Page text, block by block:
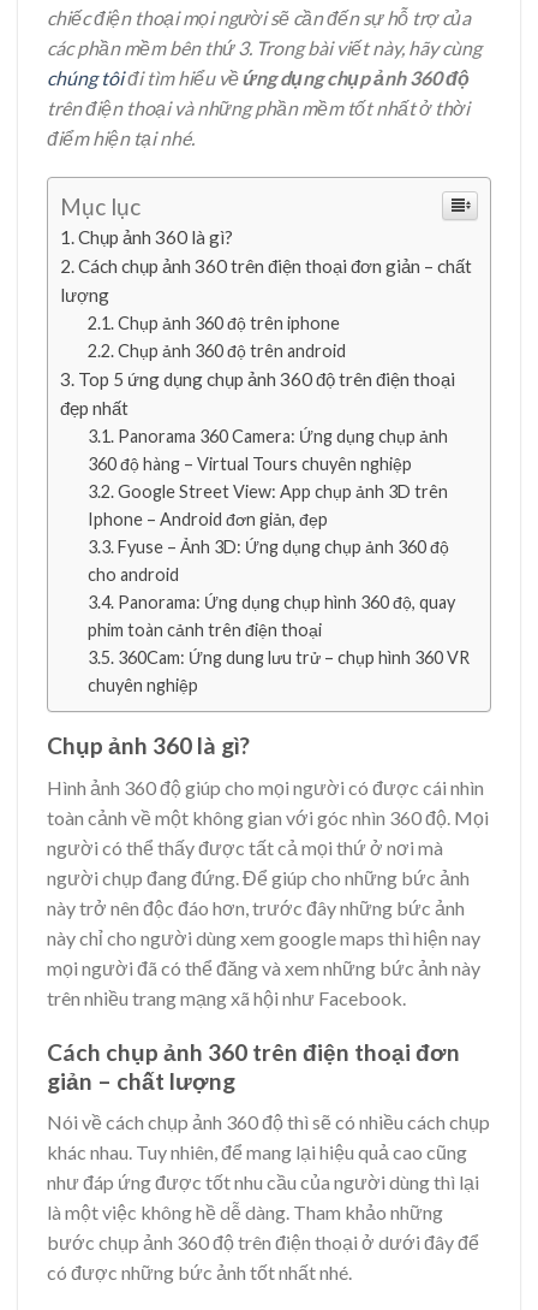
chiếc điện thoại mọi người sẽ cần đến sự hỗ trợ của
các phần mềm bên thứ 3. Trong bài viết này, hãy cùng
chúng tôiđi tìm hiểu vềứng dụng chụp ảnh 360 độ
trên điện thoại và những phần mềm tốt nhất ở thời
điểm hiện tại nhé.
Mục lục
Chụp ảnh 360 là gì?
Cách chụp ảnh 360 trên điện thoại đơn giản – chất
lượng
Chụp ảnh 360 độ trên iphone
Chụp ảnh 360 độ trên android
Top 5 ứng dụng chụp ảnh 360 độ trên điện thoại
đẹp nhất
Panorama 360 Camera: Ứng dụng chụp ảnh
360 độ hàng – Virtual Tours chuyên nghiệp
Google Street View: App chụp ảnh 3D trên
Iphone – Android đơn giản, đẹp
Fyuse – Ảnh 3D: Ứng dụng chụp ảnh 360 độ
cho android
Panorama: Ứng dụng chụp hình 360 độ, quay
phim toàn cảnh trên điện thoại
360Cam: Ứng dung lưu trử – chụp hình 360 VR
chuyên nghiệp
Chụp ảnh 360 là gì?
Hình ảnh 360 độ giúp cho mọi người có được cái nhìn
toàn cảnh về một không gian với góc nhìn 360 độ. Mọi
người có thể thấy được tất cả mọi thứ ở nơi mà
người chụp đang đứng. Để giúp cho những bức ảnh
này trở nên độc đáo hơn, trước đây những bức ảnh
này chỉ cho người dùng xem google maps thì hiện nay
mọi người đã có thể đăng và xem những bức ảnh này
trên nhiều trang mạng xã hội như Facebook.
Cách chụp ảnh 360 trên điện thoại đơn
giản – chất lượng
Nói về cách chụp ảnh 360 độ thì sẽ có nhiều cách chụp
khác nhau. Tuy nhiên, để mang lại hiệu quả cao cũng
như đáp ứng được tốt nhu cầu của người dùng thì lại
là một việc không hề dễ dàng. Tham khảo những
bước chụp ảnh 360 độ trên điện thoại ở dưới đây để
có được những bức ảnh tốt nhất nhé.